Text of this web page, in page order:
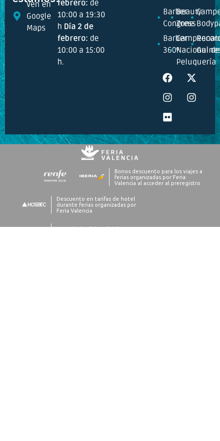
Ven en
Google
Maps
febrero: de
10:00 a 19:30
h Día 2 de
febrero: de
10:00 a 15:00
h.
Barber
Congress
Barber
360º
Beauty
Zone
Nacional de
Peluquería